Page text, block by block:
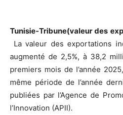
Tunisie-Tribune(valeur des
La valeur des exportations
augmenté de 2,5%, à 38,2
premiers mois de l’année
même période de l’année
publiées par l’Agence de
l’Innovation (APII).